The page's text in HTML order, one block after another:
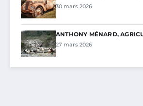
30 mars 2026
ANTHONY MÉNARD,
27 mars 2026